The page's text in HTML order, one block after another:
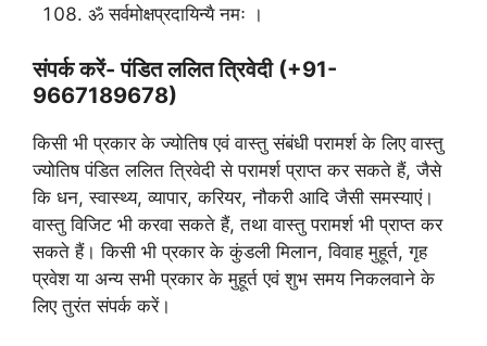
ॐ सर्वमोक्षप्रदायिन्यै नमः ।
संपर्क करें- पंडित ललित त्रिवेदी (+91-
9667189678)
किसी भी प्रकार के ज्योतिष एवं वास्तु संबंधी परामर्श के लिए वास्तु
ज्योतिष पंडित ललित त्रिवेदी से परामर्श प्राप्त कर सकते हैं, जैसे
कि धन, स्वास्थ्य, व्यापार, करियर, नौकरी आदि जैसी समस्याएं।
वास्तु विजिट भी करवा सकते हैं, तथा वास्तु परामर्श भी प्राप्त कर
सकते हैं। किसी भी प्रकार के कुंडली मिलान, विवाह मुहूर्त, गृह
प्रवेश या अन्य सभी प्रकार के मुहूर्त एवं शुभ समय निकलवाने के
लिए तुरंत संपर्क करें।